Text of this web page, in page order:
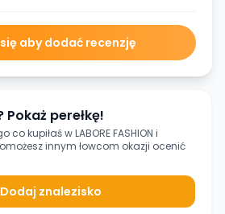
aby dodać recenzję
Pokaż perełkę!
co kupiłaś wLABORE FASHION i
innym łowcom okazji ocenić
Dodaj znalezisko